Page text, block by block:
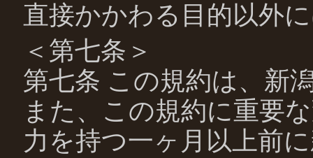
直接かかわる目的以外
＜第七条＞
第七条 この規約は、新
また、この規約に重要
力を持つ一ヶ月以上前